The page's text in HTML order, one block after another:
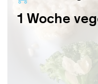
1 Woche